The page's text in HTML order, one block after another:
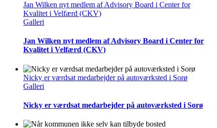
Jan Wilken nyt medlem af Advisory Board i Center for
Kvalitet i Velfærd (CKV)
Galleri
Jan Wilken nyt medlem af Advisory Board i Center for
Kvalitet i Velfærd (CKV)
Nicky er værdsat medarbejder på autoværksted i Sorø
Galleri
Nicky er værdsat medarbejder på autoværksted i Sorø